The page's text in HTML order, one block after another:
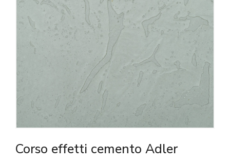
Corso effetti cemento Adler